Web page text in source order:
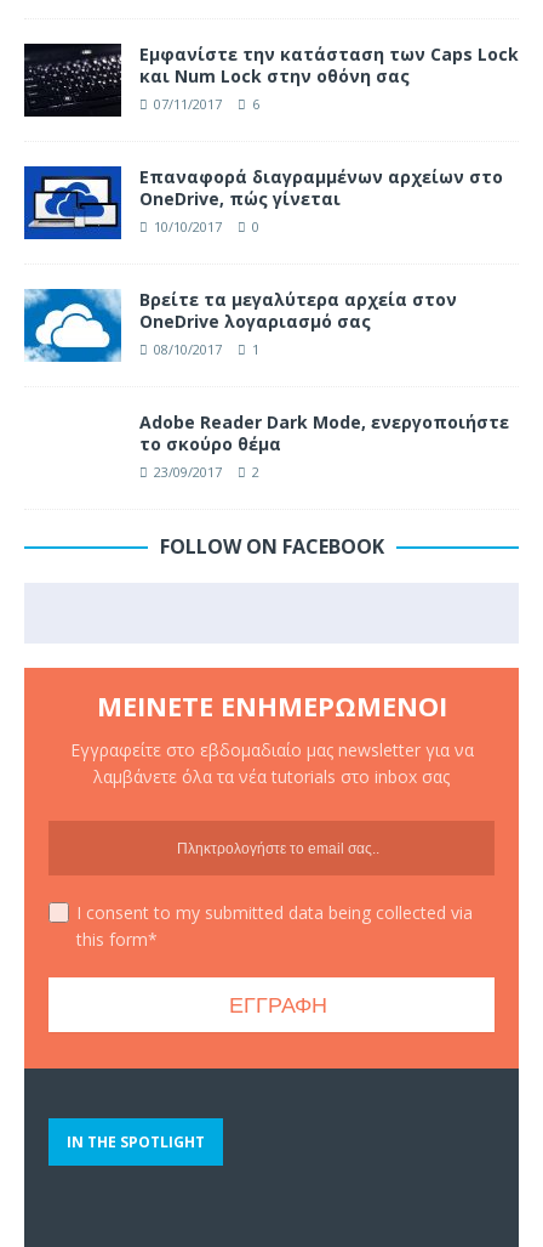
Eμφανίστε την κατάσταση των Caps Lock
και Num Lock στην οθόνη σας
07/11/2017 6
Επαναφορά διαγραμμένων αρχείων στο
OneDrive, πώς γίνεται
10/10/2017 0
Βρείτε τα μεγαλύτερα αρχεία στον
OneDrive λογαριασμό σας
08/10/2017 1
Adobe Reader Dark Mode, ενεργοποιήστε
το σκούρο θέμα
23/09/2017 2
FOLLOW ON FACEBOOK
ΜΕΊΝΕΤΕ ΕΝΗΜΕΡΩΜΈΝΟΙ
Εγγραφείτε στο εβδομαδιαίο μας newsletter για να
λαμβάνετε όλα τα νέα tutorials στο inbox σας
I consent to my submitted data being collected via
this form*
IN THE SPOTLIGHT